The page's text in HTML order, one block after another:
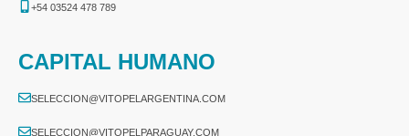
+54 03524 478 789​
CAPITAL HUMANO
SELECCION@VITOPELARGENTINA.COM
SELECCION@VITOPELPARAGUAY.COM